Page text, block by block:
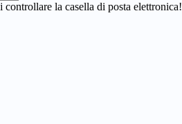
la casella di posta elettronica!